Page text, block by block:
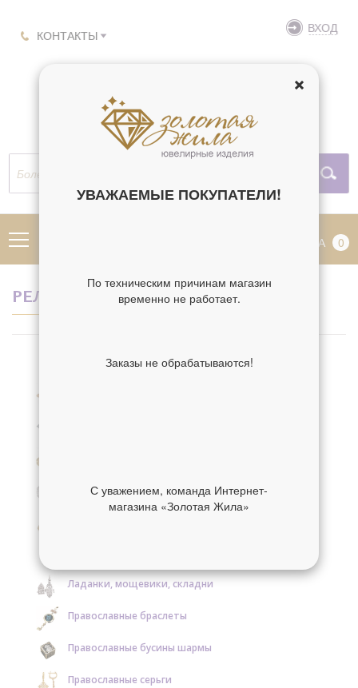
КОНТАКТЫ ВХОД
КОРЗИНА 0
РЕЛИГИЯ АКАФИСТНАЯ
Образки и нательные иконы серебряные
Ладанки, мощевики, складни
Православные браслеты
Православные бусины шармы
Православные серьги
УВАЖАЕМЫЕ ПОКУПАТЕЛИ!
По техническим причинам магазин
временно не работает.
Заказы не обрабатываются!
С уважением, команда Интернет-
магазина «Золотая Жила»